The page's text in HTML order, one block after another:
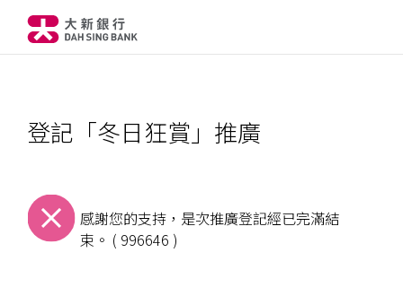
登記「冬日狂賞」推廣
感謝您的支持，是次推廣登記經已完滿結
束。 ( 996646 )